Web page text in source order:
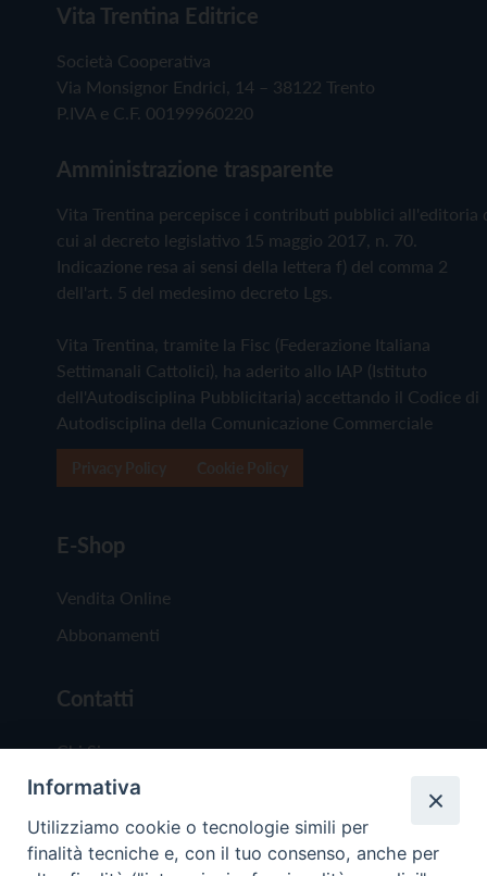
Vita Trentina Editrice
Società Cooperativa
Via Monsignor Endrici, 14 – 38122 Trento
P.IVA e C.F. 00199960220
Amministrazione trasparente
Vita Trentina percepisce i contributi pubblici all'editoria
cui al decreto legislativo 15 maggio 2017, n. 70.
Indicazione resa ai sensi della lettera f) del comma 2
dell'art. 5 del medesimo decreto Lgs.
Vita Trentina, tramite la Fisc (Federazione Italiana
Settimanali Cattolici), ha aderito allo IAP (Istituto
dell'Autodisciplina Pubblicitaria) accettando il Codice di
Autodisciplina della Comunicazione Commerciale
E-Shop
Vendita Online
Abbonamenti
Contatti
Chi Siamo
Redazione
Scrivici
Informativa
Utilizziamo cookie o tecnologie simili per
finalità tecniche e, con il tuo consenso, anche per